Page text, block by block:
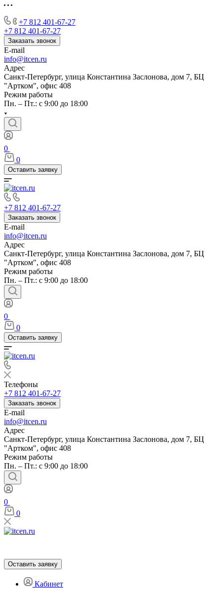
+7 812 401-67-27
+7 812 401-67-27
Заказать звонок
E-mail
info@itcen.ru
Адрес
Санкт-Петербург, улица Константина Заслонова, дом 7, БЦ
"Артком", офис 408
Режим работы
Пн. – Пт.: с 9:00 до 18:00
0
0
Оставить заявку
+7 812 401-67-27
Заказать звонок
E-mail
info@itcen.ru
Адрес
Санкт-Петербург, улица Константина Заслонова, дом 7, БЦ
"Артком", офис 408
Режим работы
Пн. – Пт.: с 9:00 до 18:00
0
0
Оставить заявку
Телефоны
+7 812 401-67-27
Заказать звонок
E-mail
info@itcen.ru
Адрес
Санкт-Петербург, улица Константина Заслонова, дом 7, БЦ
"Артком", офис 408
Режим работы
Пн. – Пт.: с 9:00 до 18:00
0
0
Оставить заявку
Кабинет